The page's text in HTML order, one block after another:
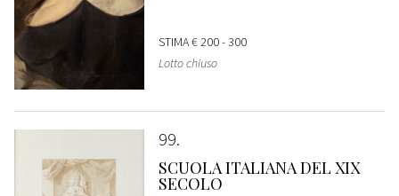
STIMA€ 200 - 300
Lotto chiuso
99
SCUOLA ITALIANA DEL XIX
SECOLO